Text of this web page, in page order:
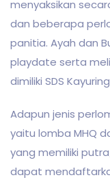
menyaksikan
dan beberapa
panitia. Ayah dan
playdate serta
dimiliki SDS
Adapun jenis
yaitu lomba MHQ
yang memiliki
dapat